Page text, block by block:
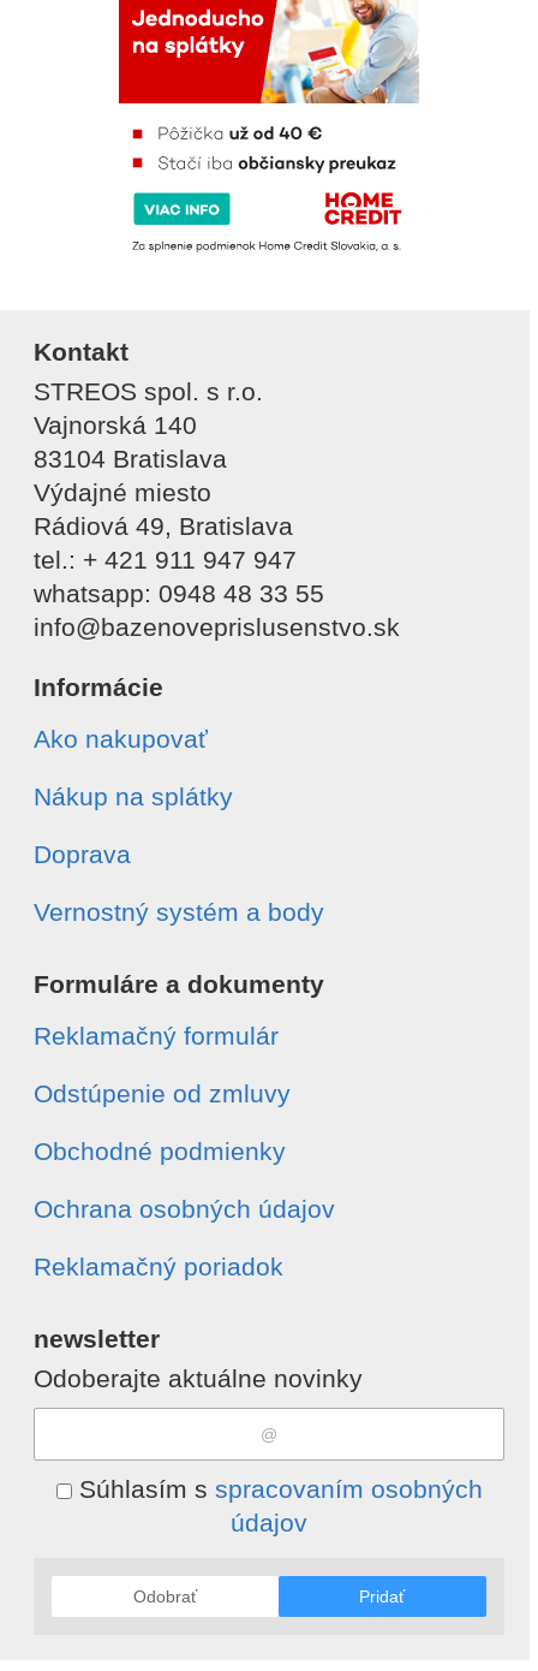
Kontakt
STREOS spol. s r.o.
Vajnorská 140
83104 Bratislava
Výdajné miesto
Rádiová 49, Bratislava
tel.: + 421 911 947 947
whatsapp: 0948 48 33 55
info@bazenoveprislusenstvo.sk
Informácie
Ako nakupovať
Nákup na splátky
Doprava
Vernostný systém a body
Formuláre a dokumenty
Reklamačný formulár
Odstúpenie od zmluvy
Obchodné podmienky
Ochrana osobných údajov
Reklamačný poriadok
newsletter
Odoberajte aktuálne novinky
Súhlasím s spracovaním osobných
údajov
Odobrať Pridať